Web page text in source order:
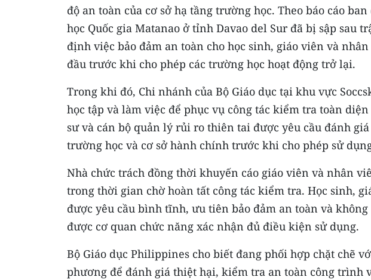
độ an toàn của cơ sở hạ tầng trường học. Theo báo cáo
học Quốc gia Matanao ở tỉnh Davao del Sur đã bị sập sau
định việc bảo đảm an toàn cho học sinh, giáo viên và
đầu trước khi cho phép các trường học hoạt động trở lại.
Trong khi đó, Chi nhánh của Bộ Giáo dục tại khu vực
học tập và làm việc để phục vụ công tác kiểm tra toàn
sư và cán bộ quản lý rủi ro thiên tai được yêu cầu đánh
trường học và cơ sở hành chính trước khi cho phép sử
Nhà chức trách đồng thời khuyến cáo giáo viên và nhân
trong thời gian chờ hoàn tất công tác kiểm tra. Học sinh,
được yêu cầu bình tĩnh, ưu tiên bảo đảm an toàn và
được cơ quan chức năng xác nhận đủ điều kiện sử dụng.
Bộ Giáo dục Philippines cho biết đang phối hợp chặt chẽ
phương để đánh giá thiệt hại, kiểm tra an toàn công trình